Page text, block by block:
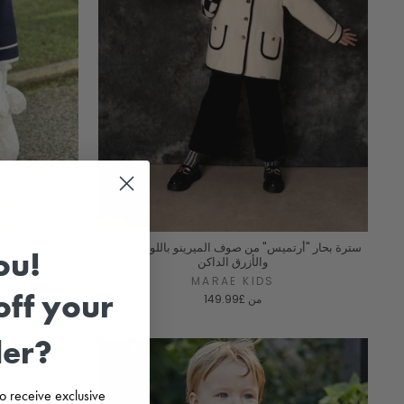
سترة بحار "أرتميس" من صوف الميرينو باللون العاجي
والأزرق الداكن
MARAE KIDS
من £149.99
your
receive exclusive